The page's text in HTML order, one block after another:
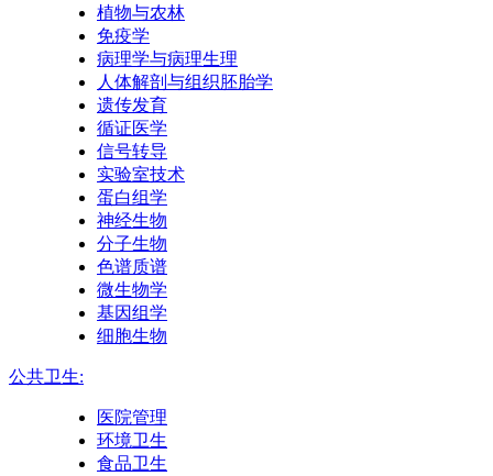
植物与农林
免疫学
病理学与病理生理
人体解剖与组织胚胎学
遗传发育
循证医学
信号转导
实验室技术
蛋白组学
神经生物
分子生物
色谱质谱
微生物学
基因组学
细胞生物
公共卫生:
医院管理
环境卫生
食品卫生